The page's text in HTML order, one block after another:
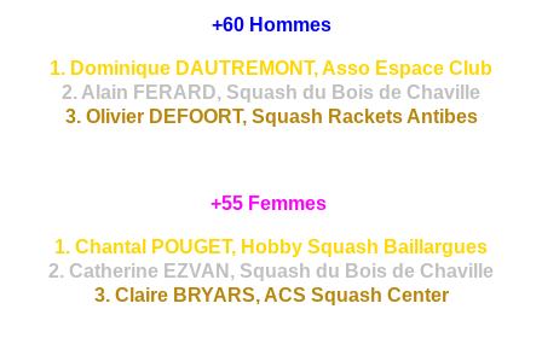
+60 Hommes
1. Dominique DAUTREMONT, Asso Espace Club
2. Alain FERARD, Squash du Bois de Chaville
3. Olivier DEFOORT, Squash Rackets Antibes
+55 Femmes
1. Chantal POUGET, Hobby Squash Baillargues
2. Catherine EZVAN, Squash du Bois de Chaville
3. Claire BRYARS, ACS Squash Center